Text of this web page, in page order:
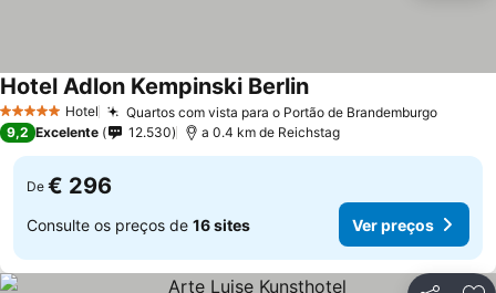
5 Estrelas Hotel Quartos com vista para o Portão de Brandemburgo
Hotel Adlon Kempinski Berlin
9,2 Excelente 12.530 a 0.4 km de Reichstag
De € 296
Consulte os preços de 16 sites Ver preços